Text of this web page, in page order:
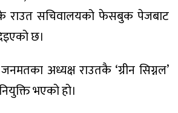
राउत सचिवालयको फेसबुक पेजबाट
छ।
अध्यक्ष राउतकै ‘ग्रीन सिग्नल’
भएको हो।